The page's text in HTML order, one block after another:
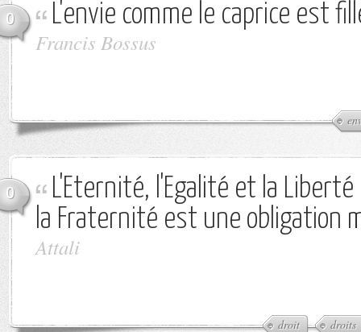
0 L'envie comme le caprice est
Francis Bossus
0
L'Eternité, l'Egalité et la
la Fraternité est une obligation
Attali
droit droits